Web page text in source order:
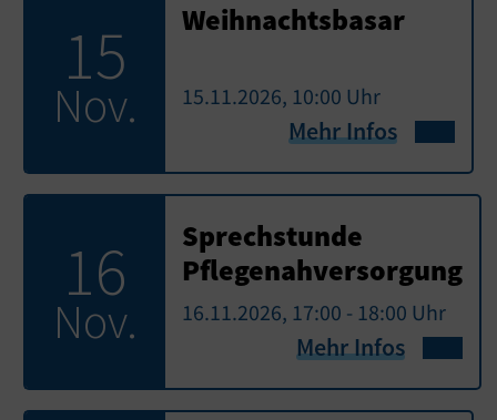
15
Nov.
Weihnachtsbasar
15.11.2026, 10:00 Uhr
Mehr Infos
16
Nov.
Sprechstunde
Pflegenahversorgung
16.11.2026, 17:00 - 18:00 Uhr
Mehr Infos